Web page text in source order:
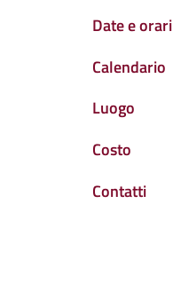
Date e orari
Calendario
Luogo
Costo
Contatti